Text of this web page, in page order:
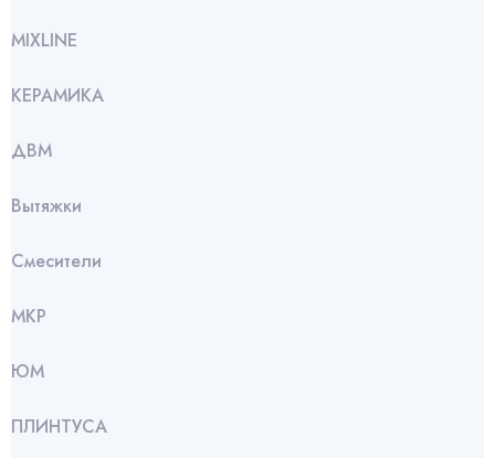
МIXLINE
КЕРАМИКА
ДВМ
Вытяжки
Смесители
МКР
ЮМ
ПЛИНТУСА